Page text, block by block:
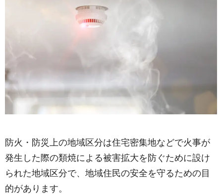
防火・防災上の地域区分は住宅密集地などで火事が
発生した際の類焼による被害拡大を防ぐために設け
られた地域区分で、地域住民の安全を守るための目
的があります。